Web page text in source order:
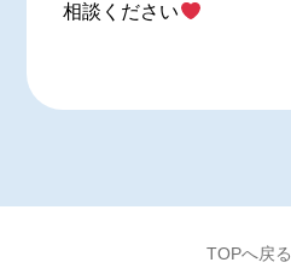
相談ください
TOPへ戻る